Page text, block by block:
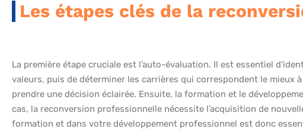
Les étapes clés de la
La première étape cruciale est l’auto-évaluation. Il est essentiel
valeurs, puis de déterminer les carrières qui correspondent le mieux
prendre une décision éclairée. Ensuite, la formation et le
cas, la reconversion professionnelle nécessite l’acquisition de
formation et dans votre développement professionnel est donc